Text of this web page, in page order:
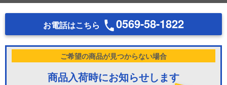
お電話はこちら 0569-58-1822
ご希望の商品が見つからない場合
商品入荷時にお知らせします